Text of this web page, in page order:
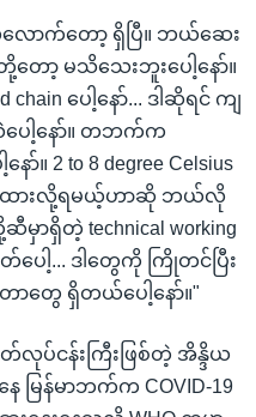
လောက်တော့ ရှိပြီ။ ဘယ်ဆေး
ော့ မသိသေးဘူးပေါ့နော်။
chain ပေါ့နော်... ဒါဆိုရင် ကျ
ါ့နော်။ တဘက်က
။ 2 to 8 degree Celsius
နဲ့ ထားလို့ရမယ့်ဟာဆို ဘယ်လို
မှာရှိတဲ့ technical working
ပေါ့... ဒါတွေကို ကြိုတင်ပြီး
ာတွေ ရှိတယ်ပေါ့နော်။"
ပ်ငန်းကြီးဖြစ်တဲ့ အိန္ဒိယ
ေ မြန်မာဘက်က COVID-19